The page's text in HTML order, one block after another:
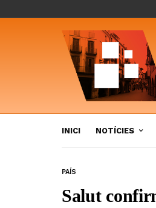
INICI NOTÍCIES
PAÍS
Salut